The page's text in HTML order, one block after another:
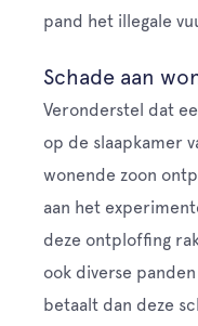
pand het illegale
Schade aan
Veronderstel dat
op de slaapkamer
wonende zoon
aan het
deze ontploffing
ook diverse
betaalt dan deze